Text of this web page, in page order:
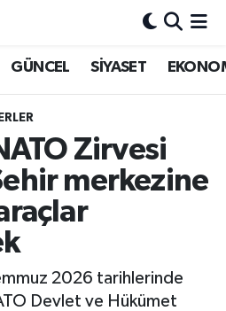
GÜNCEL SİYASET
Zirvesi
merkezine
2026 tarihlerinde
Devlet ve Hükümet
ve Fikstür